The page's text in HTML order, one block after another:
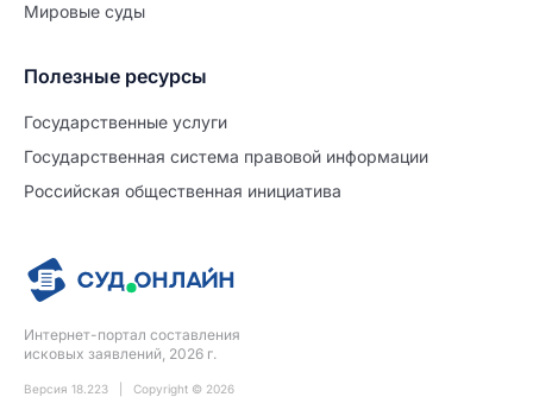
Интернет-портал составления
исковых заявлений, 2026 г.
Версия 18.223 | Copyright © 2026
Мировые суды
Полезные ресурсы
Государственные услуги
Государственная система правовой информации
Российская общественная инициатива
Продолжите заполнение
Расторжение брака
Уже заполнено
Шаг 0 из 15
№5726738
ПРОДОЛЖИТЬ ЗАПОЛНЕНИЕ